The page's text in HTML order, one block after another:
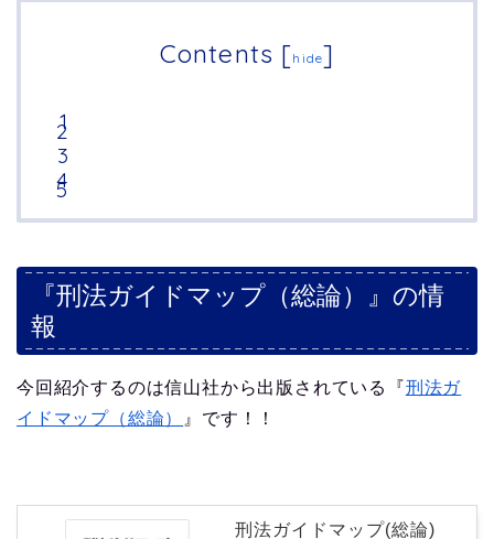
Contents [hide]
『刑法ガイドマップ（総論）』の情
報
今回紹介するのは信山社から出版されている『刑法ガ
イドマップ（総論）
』です！！
刑法ガイドマップ(総論)